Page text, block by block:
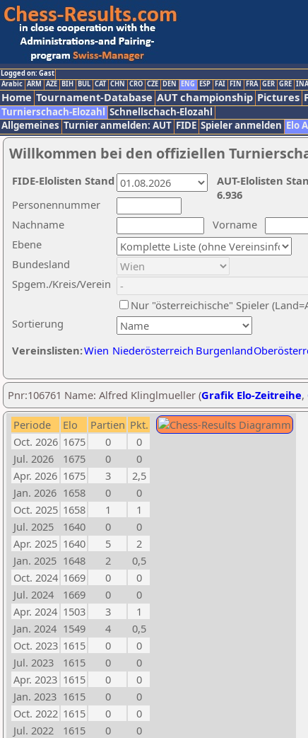
Logged on: Gast
Arabic ARM AZE BIH BUL CAT CHN CRO CZE DEN ENG ESP FAI FIN FRA GER GRE INA
Home Tournament-Database AUT championship Pictures
Turnierschach-Elozahl Schnellschach-Elozahl
Allgemeines Turnier anmelden: AUT FIDE Spieler anmelden Elo
Willkommen bei den offiziellen
Nachname
Vorname
Ebene
Sortierung
Personennummer
Bundesland
Spgem./Kreis/Verein
Nur "österreichische" Spieler
Vereinslisten:Wien Niederösterreich Burgenland
AUT-Elolisten
6.936
FIDE-Elolisten Stand
Pnr:106761 Name: Alfred Klinglmueller (Grafik Elo-Zeitreihe,
Periode Elo Partien Pkt.
Oct. 2026 1675 0
0
Jul. 2026
1675 0
0
Apr. 2026 1675 3
2,5
Jan. 2026 1658 0
0
Oct. 2025 1658 1
1
Jul. 2025
1640 0
0
Apr. 2025 1640 5
2
Jan. 2025 1648 2
0,5
Oct. 2024 1669 0
0
Jul. 2024
1669 0
0
Apr. 2024 1503 3
1
Jan. 2024 1549 4
0,5
Oct. 2023 1615 0
0
Jul. 2023
1615 0
0
Apr. 2023 1615 0
0
Jan. 2023 1615 0
0
Oct. 2022 1615 0
0
Jul. 2022
1615 0
0